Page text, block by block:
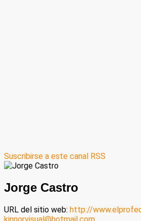
Suscribirse a este canal RSS
Jorge Castro
URL del sitio web: http://